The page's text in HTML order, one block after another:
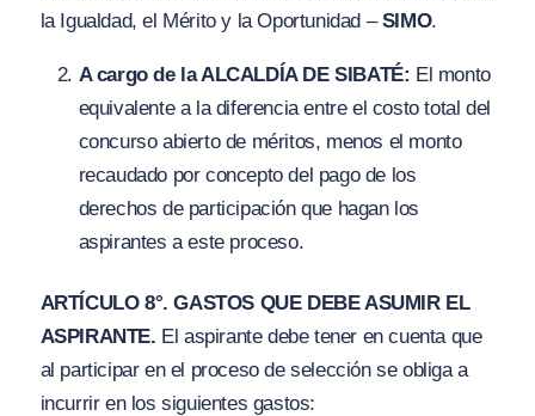
la Igualdad, el Mérito y la Oportunidad –SIMO.
A cargo de la ALCALDÍA DE SIBATÉ: El monto
equivalente a la diferencia entre el costo total del
concurso abierto de méritos, menos el monto
recaudado por concepto del pago de los
derechos de participación que hagan los
aspirantes a este proceso.
ARTÍCULO 8°. GASTOS QUE DEBE ASUMIR EL
ASPIRANTE. El aspirante debe tener en cuenta que
al participar en el proceso de selección se obliga a
incurrir en los siguientes gastos: